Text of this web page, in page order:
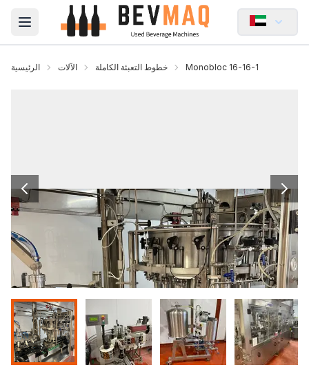
Open main menu
الرئيسية الآلات خطوط التعبئة الكاملة Monobloc 16-16-1